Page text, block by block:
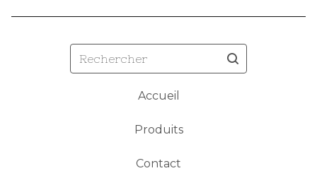
Rechercher
Accueil
Produits
Contact